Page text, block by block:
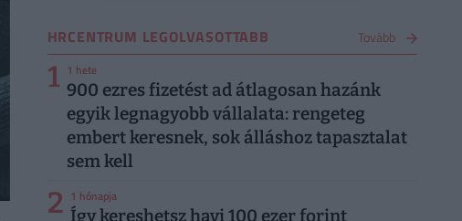
HRCENTRUM LEGOLVASOTTABB Tovább
1 1 hete
900 ezres fizetést ad átlagosan hazánk
egyik legnagyobb vállalata: rengeteg
embert keresnek, sok álláshoz tapasztalat
sem kell
2 1 hónapja
Így kereshetsz havi 100 ezer forint